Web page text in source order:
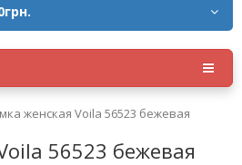
женская Voila 56523 бежевая
56523 бежевая